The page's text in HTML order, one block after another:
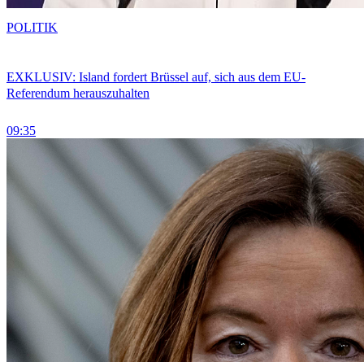
EXKLUSIV: Island fordert Brüssel auf, sich aus dem EU-
Referendum herauszuhalten
09:35
POLITIK